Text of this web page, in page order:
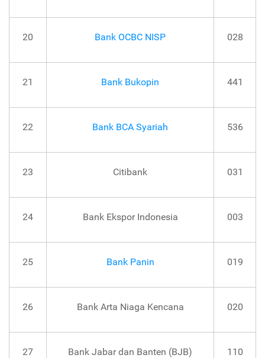
20 Bank OCBC NISP 028
21 Bank Bukopin 441
22 Bank BCA Syariah 536
23 Citibank 031
24 Bank Ekspor Indonesia 003
25 Bank Panin 019
26 Bank Arta Niaga Kencana 020
27 Bank Jabar dan Banten (BJB) 110